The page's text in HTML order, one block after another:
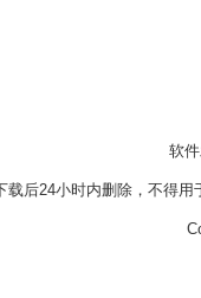
软
后24小时内删除，不得